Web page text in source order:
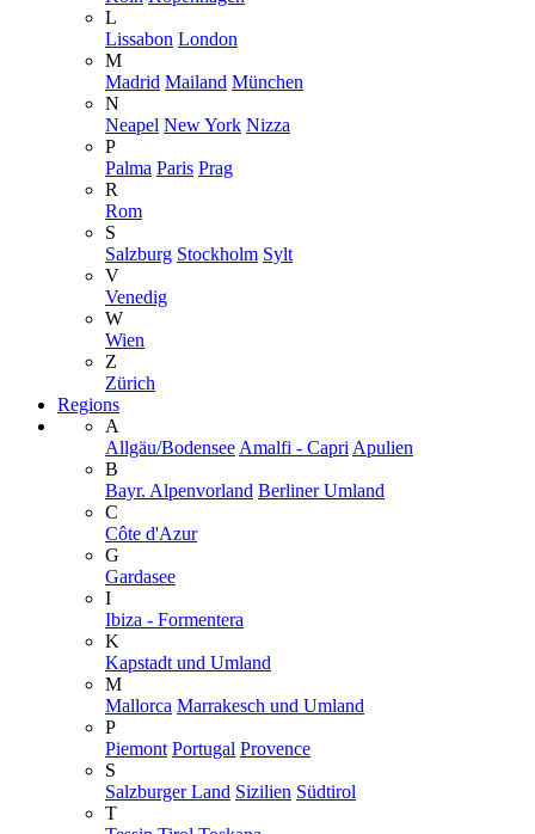
L
Lissabon London
M
Madrid Mailand München
N
Neapel New York Nizza
P
Palma Paris Prag
R
Rom
S
Salzburg Stockholm Sylt
V
Venedig
W
Wien
Z
Zürich
Regions
A
Allgäu/Bodensee Amalfi - Capri Apulien
B
Bayr. Alpenvorland Berliner Umland
C
Côte d'Azur
G
Gardasee
I
Ibiza - Formentera
K
Kapstadt und Umland
M
Mallorca Marrakesch und Umland
P
Piemont Portugal Provence
S
Salzburger Land Sizilien Südtirol
T